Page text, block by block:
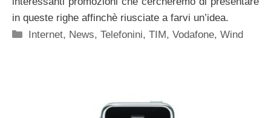
in queste righe affinchè riusciate a farvi un’idea.
Categorie
Internet, News,Telefonini,TIM,Vodafone,Wind